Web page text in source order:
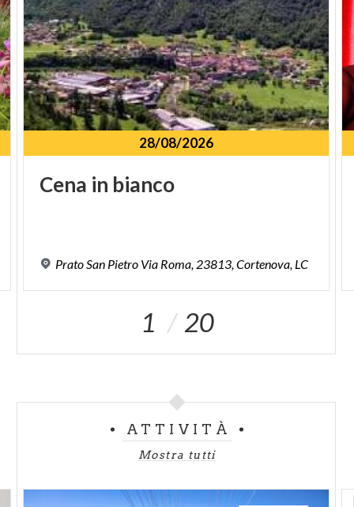
28/08/2026
Cena in bianco
PratoSan Pietro Via Roma, 23813,Cortenova, LC
1 20
ATTIVITÀ
Mostra tutti